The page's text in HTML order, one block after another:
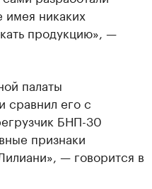
никаких
продукцию», —
палаты
сравнил его с
БНП-30
признаки
— говорится в